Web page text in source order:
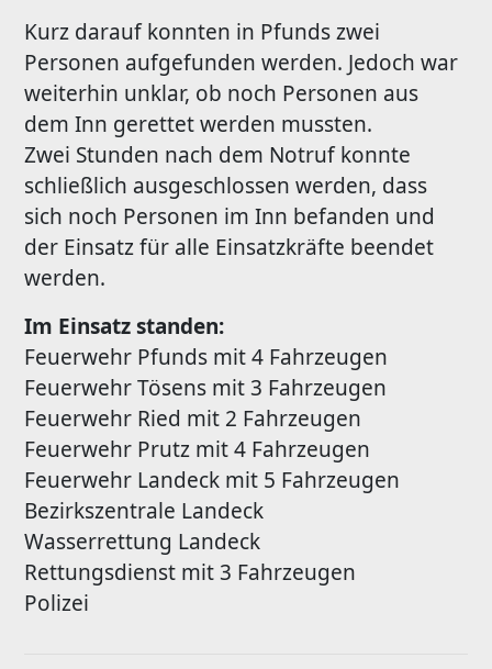
Kurz darauf konnten in Pfunds zwei
Personen aufgefunden werden. Jedoch war
weiterhin unklar, ob noch Personen aus
dem Inn gerettet werden mussten.
Zwei Stunden nach dem Notruf konnte
schließlich ausgeschlossen werden, dass
sich noch Personen im Inn befanden und
der Einsatz für alle Einsatzkräfte beendet
werden.
Im Einsatz standen:
Feuerwehr Pfunds mit 4 Fahrzeugen
Feuerwehr Tösens mit 3 Fahrzeugen
Feuerwehr Ried mit 2 Fahrzeugen
Feuerwehr Prutz mit 4 Fahrzeugen
Feuerwehr Landeck mit 5 Fahrzeugen
Bezirkszentrale Landeck
Wasserrettung Landeck
Rettungsdienst mit 3 Fahrzeugen
Polizei